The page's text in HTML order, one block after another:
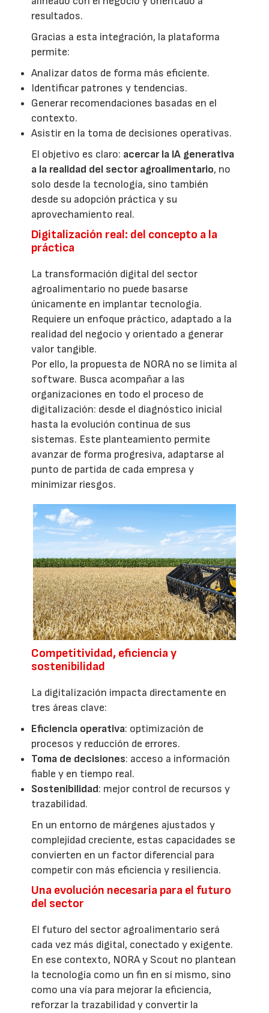
resultados.
Gracias a esta integración, la plataforma
permite:
Analizar datos de forma más eficiente.
Identificar patrones y tendencias.
Generar recomendaciones basadas en el
contexto.
Asistir en la toma de decisiones operativas.
El objetivo es claro: acercar la IA generativa
a la realidad del sector agroalimentario, no
solo desde la tecnología, sino también
desde su adopción práctica y su
aprovechamiento real.
Digitalización real: del concepto a la
práctica
La transformación digital del sector
agroalimentario no puede basarse
únicamente en implantar tecnología.
Requiere un enfoque práctico, adaptado a la
realidad del negocio y orientado a generar
valor tangible.
Por ello, la propuesta de NORA no se limita al
software. Busca acompañar a las
organizaciones en todo el proceso de
digitalización: desde el diagnóstico inicial
hasta la evolución continua de sus
sistemas. Este planteamiento permite
avanzar de forma progresiva, adaptarse al
punto de partida de cada empresa y
minimizar riesgos.
Competitividad, eficiencia y
sostenibilidad
La digitalización impacta directamente en
tres áreas clave:
Eficiencia operativa: optimización de
procesos y reducción de errores.
Toma de decisiones: acceso a información
fiable y en tiempo real.
Sostenibilidad: mejor control de recursos y
trazabilidad.
En un entorno de márgenes ajustados y
complejidad creciente, estas capacidades se
convierten en un factor diferencial para
competir con más eficiencia y resiliencia.
Una evolución necesaria para el futuro
del sector
El futuro del sector agroalimentario será
cada vez más digital, conectado y exigente.
En ese contexto, NORA y Scout no plantean
la tecnología como un fin en sí mismo, sino
como una vía para mejorar la eficiencia,
reforzar la trazabilidad y convertir la